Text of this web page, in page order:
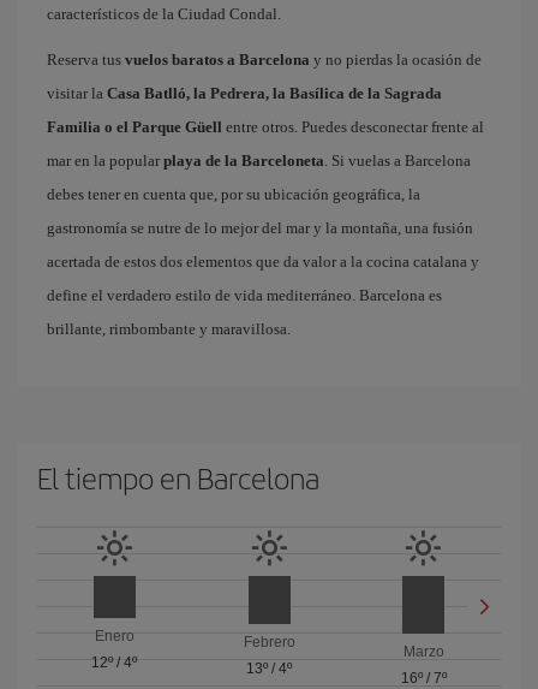
característicos de la Ciudad Condal.
Reserva tus vuelos baratos a Barcelona y no pierdas la ocasión de
visitar la Casa Batlló, la Pedrera, la Basílica de la Sagrada
Familia o el Parque Güell entre otros. Puedes desconectar frente al
mar en la popular playa de la Barceloneta. Si vuelas a Barcelona
debes tener en cuenta que, por su ubicación geográfica, la
gastronomía se nutre de lo mejor del mar y la montaña, una fusión
acertada de estos dos elementos que da valor a la cocina catalana y
define el verdadero estilo de vida mediterráneo. Barcelona es
brillante, rimbombante y maravillosa.
El tiempo en Barcelona
Enero
12º/4º
Febrero
13º / 4º
Marzo
16º/ 7º